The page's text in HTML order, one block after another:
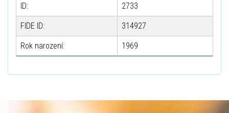
ID: 2733
FIDE ID: 314927
Rok narození: 1969